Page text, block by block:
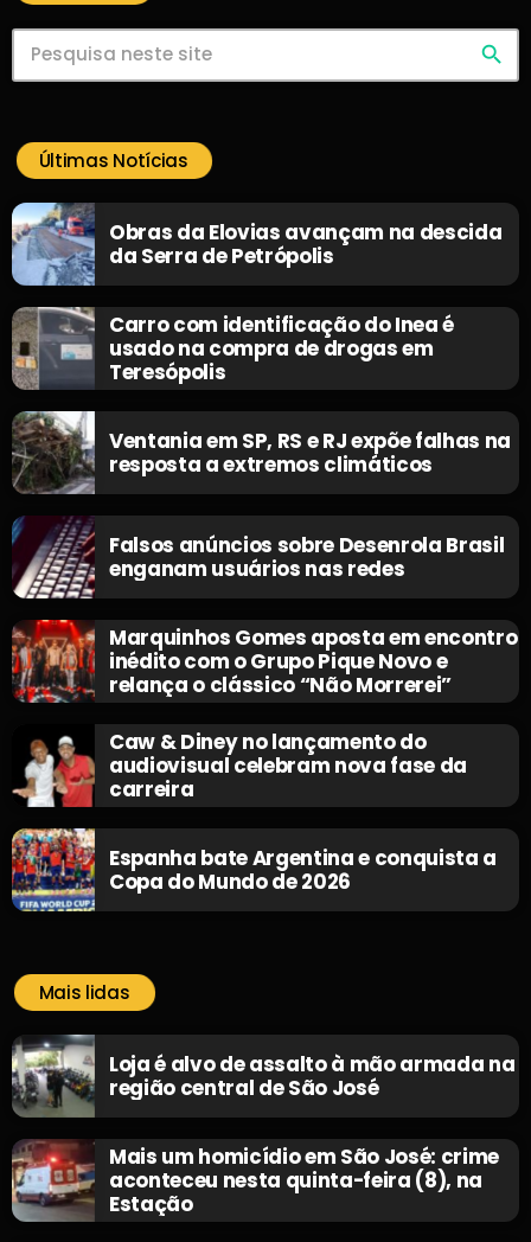
search
Últimas Notícias
Obras da Elovias avançam na descida
da Serra de Petrópolis
Carro com identificação do Inea é
usado na compra de drogas em
Teresópolis
Ventania em SP, RS e RJ expõe falhas na
resposta a extremos climáticos
Falsos anúncios sobre Desenrola Brasil
enganam usuários nas redes
Marquinhos Gomes aposta em encontro
inédito com o Grupo Pique Novo e
relança o clássico “Não Morrerei”
Caw & Diney no lançamento do
audiovisual celebram nova fase da
carreira
Espanha bate Argentina e conquista a
Copa do Mundo de 2026
Mais lidas
Loja é alvo de assalto à mão armada na
região central de São José
Mais um homicídio em São José: crime
aconteceu nesta quinta-feira (8), na
Estação